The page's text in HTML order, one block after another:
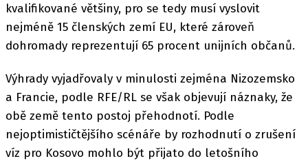
kvalifikované většiny, pro se tedy musí vyslovit
nejméně 15 členských zemí EU, které zároveň
dohromady reprezentují 65 procent unijních občanů.
Výhrady vyjadřovaly v minulosti zejména Nizozemsko
a Francie, podle RFE/RL se však objevují náznaky, že
obě země tento postoj přehodnotí. Podle
nejoptimističtějšího scénáře by rozhodnutí o zrušení
víz pro Kosovo mohlo být přijato do letošního